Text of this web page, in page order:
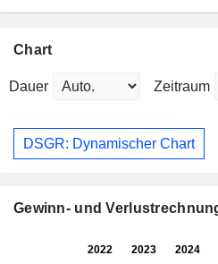
Chart
Dauer Zeitraum
DSGR: Dynamischer Chart
Gewinn- und